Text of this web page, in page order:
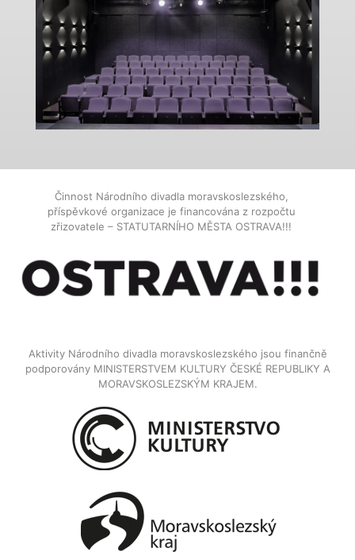
Činnost Národního divadla moravskoslezského,
příspěvkové organizace je financována z rozpočtu
zřizovatele – STATUTARNÍHO MĚSTA OSTRAVA!!!
Aktivity Národního divadla moravskoslezského jsou finančně
podporovány MINISTERSTVEM KULTURY ČESKÉ REPUBLIKY A
MORAVSKOSLEZSKÝM KRAJEM.